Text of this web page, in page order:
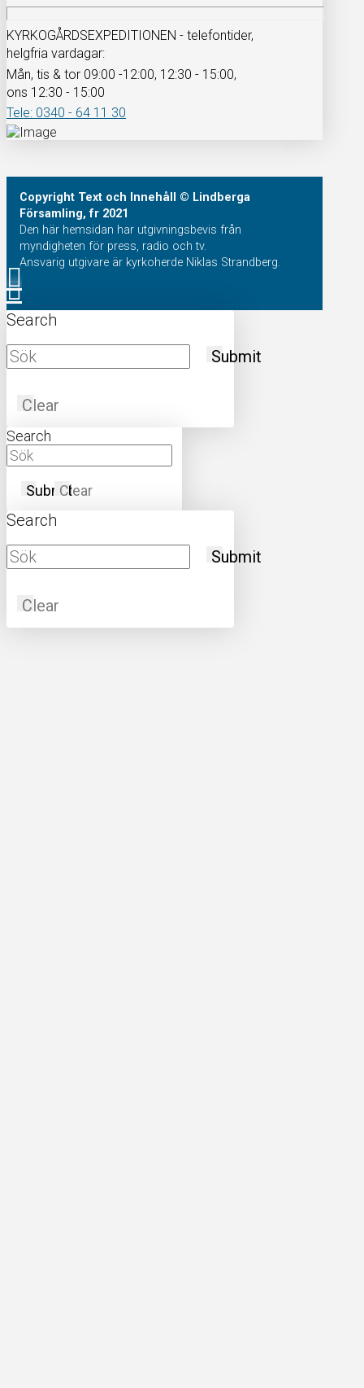
KYRKOGÅRDSEXPEDITIONEN - telefontider,
helgfria vardagar:
Mån, tis & tor 09:00 -12:00, 12:30 - 15:00,
ons 12:30 - 15:00
Tele: 0340 - 64 11 30
Copyright Text och Innehåll
© Lindberga
Församling, fr 2021
Den här hemsidan har utgivningsbevis från
myndigheten för press, radio och tv.
Ansvarig utgivare är kyrkoherde Niklas Strandberg.
Search
Submit
Clear
Search
SubmitClear
Search
Submit
Clear